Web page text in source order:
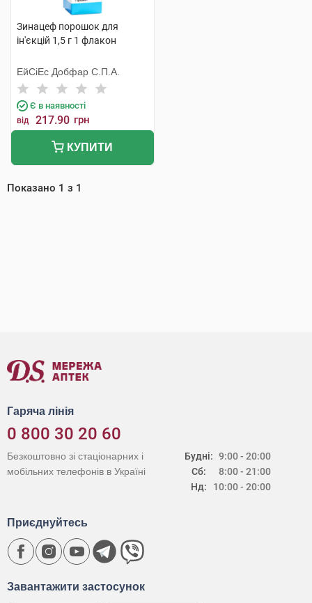
Зинацеф порошок для
ін'єкцій 1,5 г 1 флакон
ЕйСіЕс Добфар С.П.А.
Є в наявності
від 217.90 грн
КУПИТИ
Показано 1 з 1
Гаряча лінія
0 800 30 20 60
Будні:
Сб:
Нд:
9:00 - 20:00
8:00 - 21:00
10:00 - 20:00
Безкоштовно зі стаціонарних і
мобільних телефонів в Україні
Завантажити застосунок
Приєднуйтесь